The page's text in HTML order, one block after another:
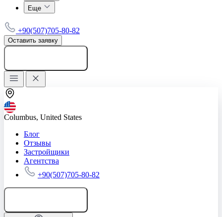
Еще
+90(507)705-80-82
Оставить заявку
Columbus, United States
Блог
Отзывы
Застройщики
Агентства
+90(507)705-80-82